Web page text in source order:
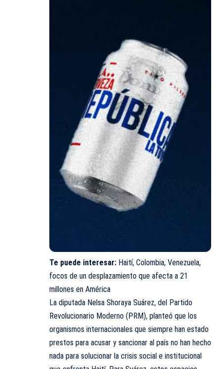
Te puede interesar: Haití, Colombia, Venezuela,
focos de un desplazamiento que afecta a 21
millones en América
La diputada Nelsa Shoraya Suárez, del Partido
Revolucionario Moderno (PRM), planteó que los
organismos internacionales que siempre han estado
prestos para acusar y sancionar al país no han hecho
nada para solucionar la crisis social e institucional